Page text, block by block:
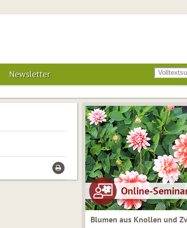
Newsletter
Blumen aus Knollen und